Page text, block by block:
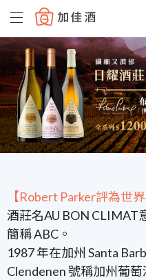
Baccus
【Robert Parker評為世
酒莊名AU BON CLIMAT
簡稱 ABC。
1987 年在加州 Santa
Clendenen 號稱加州葡